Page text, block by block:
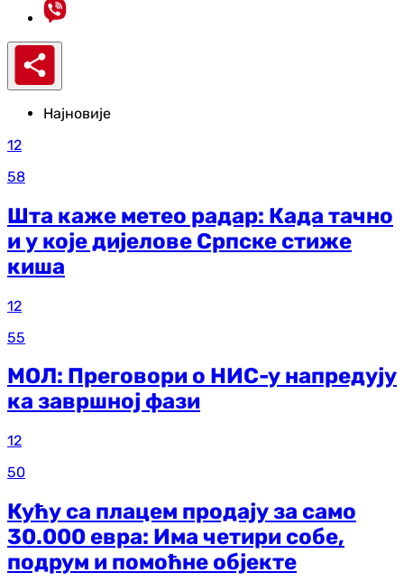
Најновије
12
58
Шта каже метео радар: Када тачно
и у које дијелове Српске стиже
киша
12
55
МОЛ: Преговори о НИС-у напредују
ка завршној фази
12
50
Кућу са плацем продају за само
30.000 евра: Има четири собе,
подрум и помоћне објекте